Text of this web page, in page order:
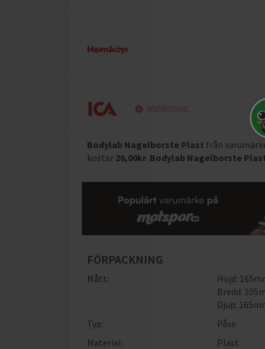
Webbpriser
Bodylab Nagelborste Plast från
kostar 26,00kr. Bodylab Nagelborste
FÖRPACKNING
Mått:
Höjd:
Bredd:
Djup:
Typ:
Påse
Material:
Plast